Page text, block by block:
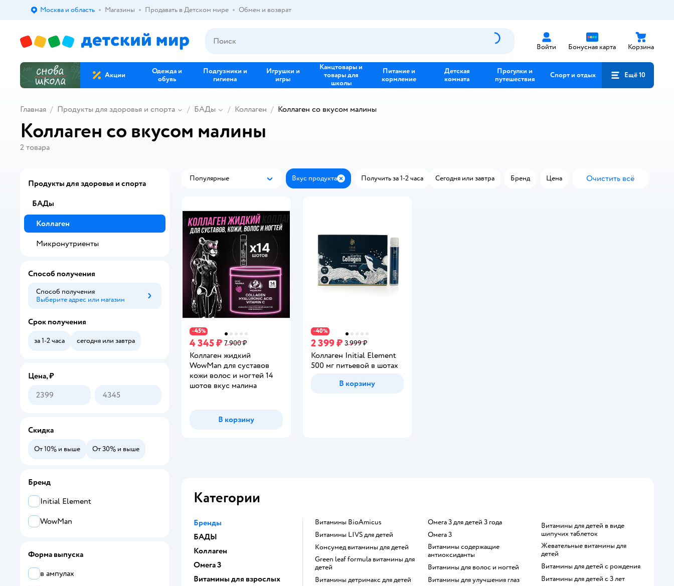
Выбор адреса доставки.
Москва и область Магазины Продавать в Детском мире Обмен и возврат
Войти Бонусная карта Корзина
Акции
Одежда и
обувь
Подгузники и
гигиена
Игрушки и
игры
Канцтовары и
товары для
школы
Питание и
кормление
Детская
комната
Прогулки и
путешествия
Спорт и отдых Ещё 10
Главная Продукты для здоровья и спорта БАДы Коллаген Коллаген со вкусом малины
Коллаген со вкусом малины
2 товара
Популярные
Популярные Вкус продукта ЗакрытьПолучить за 1-2 часа Сегодня или завтра Бренд Цена Очистить всё
−45%
4 345 ₽ 7 900 ₽
Коллаген жидкий
WowMan для суставов
кожи волос и ногтей 14
шотов вкус малина
В корзину
−40%
2 399 ₽ 3 999 ₽
Коллаген Initial Element
500 мг питьевой в шотах
В корзину
Категории
Бренды
БАДЫ
Коллаген
Омега 3
Витамины для взрослых
Витамины BioAmicus
Витамины LIVS для детей
Консумед витамины для детей
Green leaf formula витамины для
детей
Витамины детримакс для детей
Омега 3 для детей 3 года
Омега 3
Витамины содержащие
антиоксиданты
Витамины для волос и ногтей
Витамины для улучшения глаз
Витамины для детей в виде
шипучих таблеток
Жевательные витамины для
детей
Витамины для детей с рождения
Витамины для детей с 3 лет
Продукты для здоровья и спорта
БАДы
Коллаген
Микронутриенты
Способ получения
Способ получения
Выберите адрес или магазин
Способ получения
Срок получения
за 1-2 часа сегодня или завтра
Цена, ₽
Скидка
От 10% и выше От 30% и выше
Бренд
Initial Element
WowMan
Форма выпуска
в ампулах